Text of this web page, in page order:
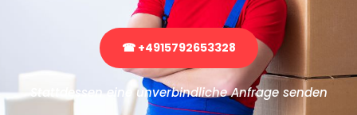
☎ +4915792653328
Stattdessen eine unverbindliche Anfrage senden